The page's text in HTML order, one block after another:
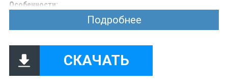
Особенности:
просмотр сетевой активности пользователей;
публикация игрового контента на своей страничке;
покупка игр во внутреннем магазине с последующей
установкой на ПК или приставку;
использование в качестве клавиатуры и пульта
Подробнее
СКАЧАТЬ